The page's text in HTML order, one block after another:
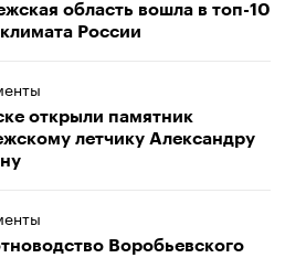
область вошла в топ-10
России
открыли памятник
летчику Александру
Воробьевского